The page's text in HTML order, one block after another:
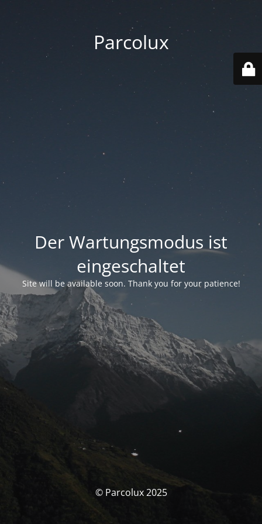
Parcolux
Der Wartungsmodus ist
eingeschaltet
Site will be available soon. Thank you for your patience!
© Parcolux 2025